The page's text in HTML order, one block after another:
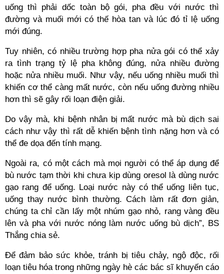
uống thì phải dốc toàn bộ gói, pha đều với nước thì
đường và muối mới có thế hòa tan và lúc đó tỉ lệ uống
mới đúng.
Tuy nhiên, có nhiều trường hợp pha nửa gói có thể xảy
ra tình trạng tỷ lệ pha không đúng, nửa nhiều đường
hoặc nửa nhiều muối. Như vậy, nếu uống nhiều muối thì
khiến cơ thể càng mất nước, còn nếu uống đường nhiều
hơn thì sẽ gây rối loạn điện giải.
Do vậy mà, khi bệnh nhân bị mất nước mà bù dịch sai
cách như vậy thì rất dễ khiến bệnh tình nặng hơn và có
thể đe dọa đến tính mạng.
Ngoài ra, có một cách mà mọi người có thể áp dụng để
bù nước tạm thời khi chưa kịp dùng oresol là dùng nước
gạo rang để uống. Loại nước này có thể uống liên tục,
uống thay nước bình thường. Cách làm rất đơn giản,
chúng ta chỉ cần lấy một nhúm gạo nhỏ, rang vàng đều
lên và pha với nước nóng làm nước uống bù dịch”, BS
Thắng chia sẻ.
Để đảm bảo sức khỏe, tránh bị tiêu chảy, ngộ độc, rối
loạn tiêu hóa trong những ngày hè các bác sĩ khuyến cáo